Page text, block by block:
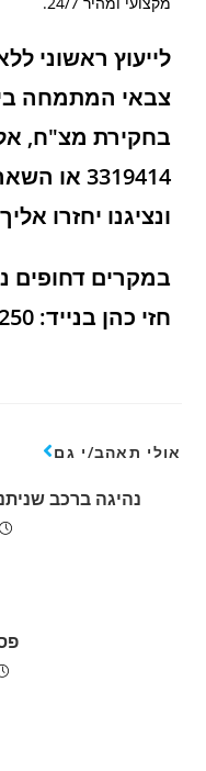
לייעוץ ראשוני
צבאי המתמחה
3319414
ונציגנו יחזרו
במקרים דחופים
חזי כהן בנייד: 050-9920250
אולי תאהב/י גם
נהיגה ברכב